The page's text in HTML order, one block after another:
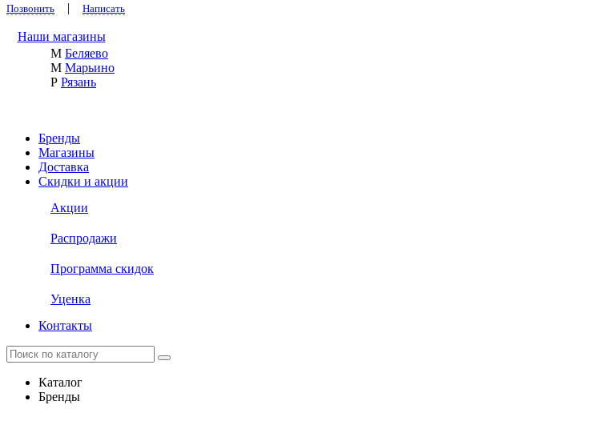
Позвонить | Написать
Наши магазины
М Беляево
М Марьино
Р Рязань
Бренды
Магазины
Доставка
Скидки и акции
Акции
Распродажи
Программа скидок
Уценка
Контакты
Каталог
Бренды